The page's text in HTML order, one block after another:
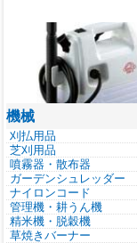
機械
刈払用品
芝刈用品
噴霧器・散布器
ガーデンシュレッダー
ナイロンコード
管理機・耕うん機
精米機・脱穀機
草焼きバーナー